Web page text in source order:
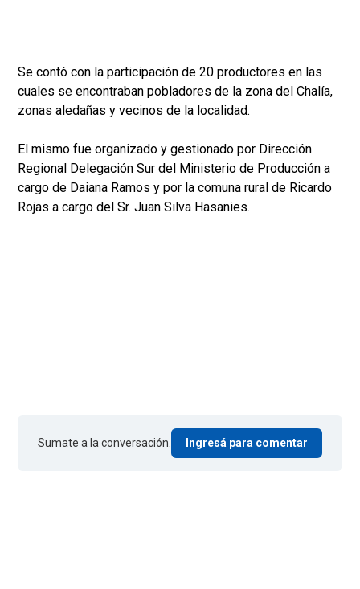
Se contó con la participación de 20 productores en las
cuales se encontraban pobladores de la zona del Chalía,
zonas aledañas y vecinos de la localidad.
El mismo fue organizado y gestionado por Dirección
Regional Delegación Sur del Ministerio de Producción a
cargo de Daiana Ramos y por la comuna rural de Ricardo
Rojas a cargo del Sr. Juan Silva Hasanies.
Sumate a la conversación. Ingresá para comentar